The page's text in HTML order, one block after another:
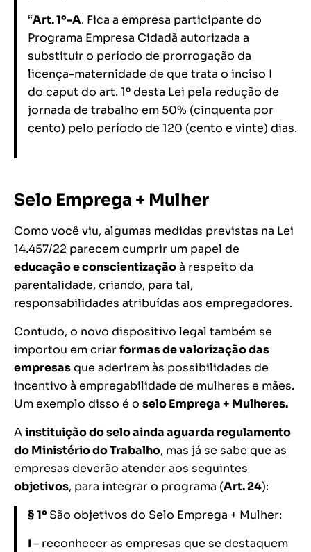
“Art. 1º-A. Fica a empresa participante do
Programa Empresa Cidadã autorizada a
substituir o período de prorrogação da
licença-maternidade de que trata o inciso I
do caput do art. 1º desta Lei pela redução de
jornada de trabalho em 50% (cinquenta por
cento) pelo período de 120 (cento e vinte) dias.
Selo Emprega + Mulher
Como você viu, algumas medidas previstas na Lei
14.457/22 parecem cumprir um papel de
educação e conscientizaçãoà respeito da
parentalidade, criando, para tal,
responsabilidades atribuídas aos empregadores.
Contudo, o novo dispositivo legal também se
importou em criarformas de valorização das
empresasque aderirem às possibilidades de
incentivo à empregabilidade de mulheres e mães.
Um exemplo disso é o selo Emprega + Mulheres.
Ainstituição do selo ainda aguarda regulamento
do Ministério do Trabalho, mas já se sabe que as
empresas deverão atender aos seguintes
objetivos, para integrar o programa (Art. 24):
§ 1ºSão objetivos do Selo Emprega + Mulher:
I– reconhecer as empresas que se destaquem